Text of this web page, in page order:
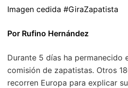
Imagen cedida #GiraZapatista
Por Rufino Hernández
Durante 5 días ha permanecido
comisión de zapatistas. Otros
recorren Europa para explicar